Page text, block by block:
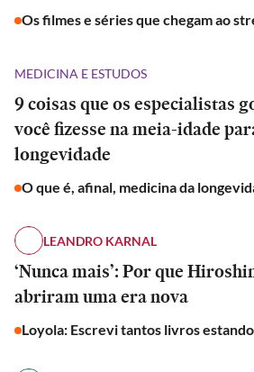
Os filmes e séries que chegam ao
MEDICINA E ESTUDOS
9 coisas que os especialistas
você fizesse na meia-idade
longevidade
O que é, afinal, medicina da
LEANDRO KARNAL
‘Nunca mais’: Por que
abriram uma era nova
Loyola: Escrevi tantos livros